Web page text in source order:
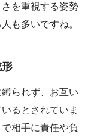
を重視する姿勢
も多いですね。
られず、お互い
るとされていま
相手に責任や負